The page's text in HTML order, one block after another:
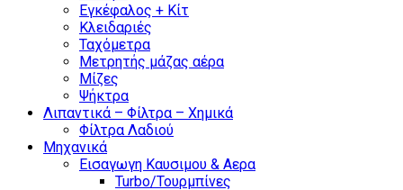
Εγκέφαλος + Κίτ
Κλειδαριές
Ταχόμετρα
Μετρητής μάζας αέρα
Μίζες
Ψήκτρα
Λιπαντικά – Φίλτρα – Χημικά
Φίλτρα Λαδιού
Μηχανικά
Εισαγωγη Καυσιμου & Αερα
Turbo/Τουρμπίνες